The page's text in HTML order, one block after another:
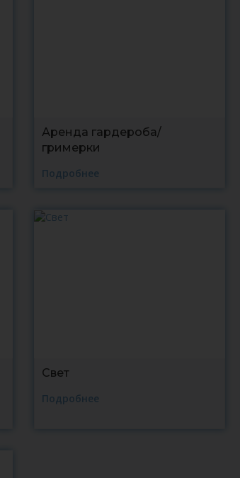
Аренда гардероба/
гримерки
Подробнее
Свет
Подробнее